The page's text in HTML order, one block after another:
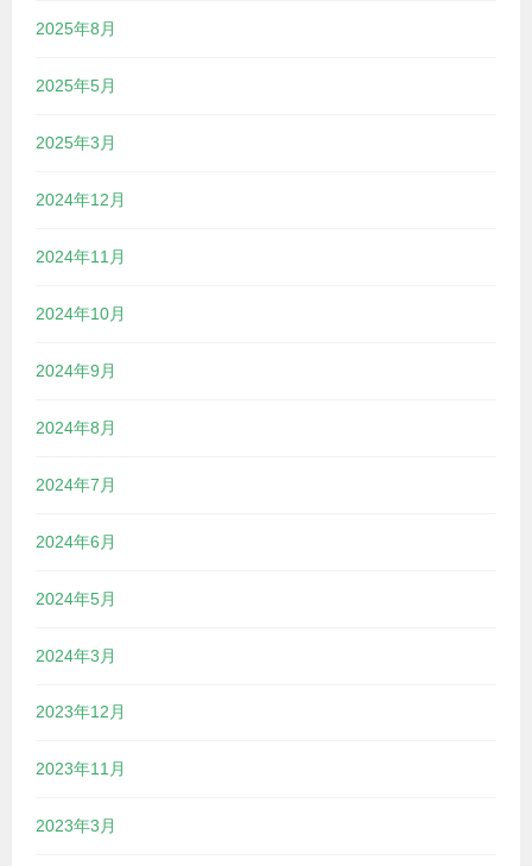
2025年8月
2025年5月
2025年3月
2024年12月
2024年11月
2024年10月
2024年9月
2024年8月
2024年7月
2024年6月
2024年5月
2024年3月
2023年12月
2023年11月
2023年3月